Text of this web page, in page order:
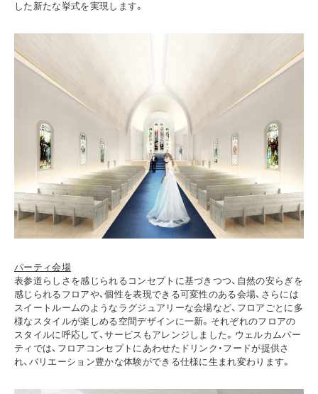
した新たな挙式を実現します。
パーティ会場
表参道らしさを感じられるコンセプトに基づきつつ、自然の安らぎを
感じられるフロアや、個性を表現できる可変性のある会場、さらには
スイートルームのようなラグジュアリーな会場など、フロアごとに多
様なスタイルが楽しめる空間デザインに一新。それぞれのフロアの
スタイルに呼応して、サービスもアレンジしました。ウェルカムパー
ティでは、フロアコンセプトにあわせたドリンク・フードが提供さ
れ、バリエーション豊かな体験ができる仕様に生まれ変わります。